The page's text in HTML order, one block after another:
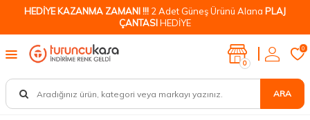
HEDİYE KAZANMA ZAMANI !!! 2 Adet Güneş Ürünü Alana PLAJ
ÇANTASIHEDİYE
ARA
0
0